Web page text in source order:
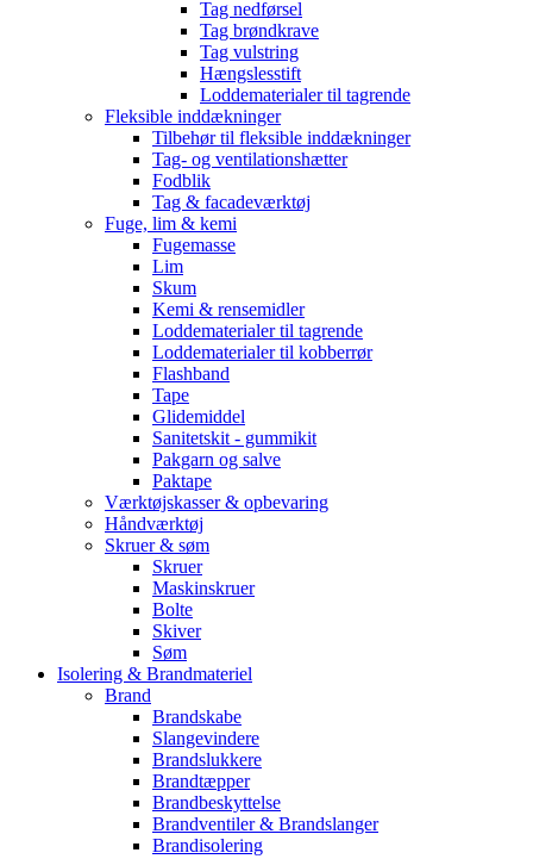
Tag nedførsel
Tag brøndkrave
Tag vulstring
Hængslesstift
Loddematerialer til tagrende
Fleksible inddækninger
Tilbehør til fleksible inddækninger
Tag- og ventilationshætter
Fodblik
Tag & facadeværktøj
Fuge, lim & kemi
Fugemasse
Lim
Skum
Kemi & rensemidler
Loddematerialer til tagrende
Loddematerialer til kobberrør
Flashband
Tape
Glidemiddel
Sanitetskit - gummikit
Pakgarn og salve
Paktape
Værktøjskasser & opbevaring
Håndværktøj
Skruer & søm
Skruer
Maskinskruer
Bolte
Skiver
Søm
Isolering & Brandmateriel
Brand
Brandskabe
Slangevindere
Brandslukkere
Brandtæpper
Brandbeskyttelse
Brandventiler & Brandslanger
Brandisolering